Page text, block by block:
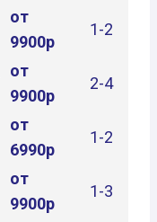
от
9900р
1-2
от
9900р
2-4
от
6990р
1-2
от
9900р
1-3